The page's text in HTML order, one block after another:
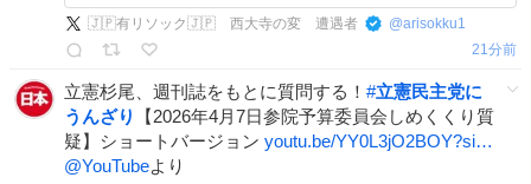
🇯🇵有リソック🇯🇵 西大寺の変 遭遇者 @arisokku1
21分前
立憲杉尾、週刊誌をもとに質問する！ #立憲民主党に
うんざり
【2026年4月7日参院予算委員会しめくくり質
疑】ショートバージョン youtu.be/YY0L3jO2BOY?si…
@YouTubeより